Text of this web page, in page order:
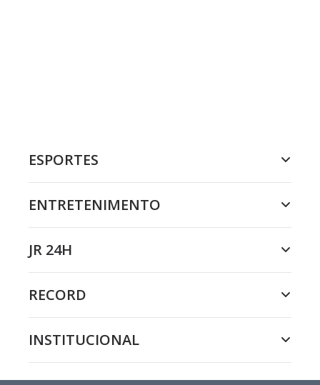
ESPORTES
ENTRETENIMENTO
JR 24H
RECORD
INSTITUCIONAL